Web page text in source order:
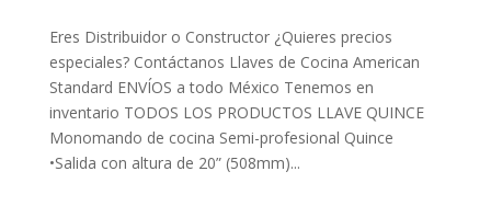
Eres Distribuidor o Constructor ¿Quieres precios
especiales? Contáctanos Llaves de Cocina American
Standard ENVÍOS a todo México Tenemos en
inventario TODOS LOS PRODUCTOS LLAVE QUINCE
Monomando de cocina Semi-profesional Quince
•Salida con altura de 20” (508mm)...